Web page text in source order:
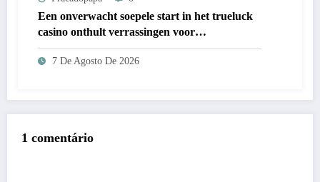
Een onverwacht soepele start in het trueluck
casino onthult verrassingen voor
nieuwkomers
7 De Agosto De 2026
1 comentário